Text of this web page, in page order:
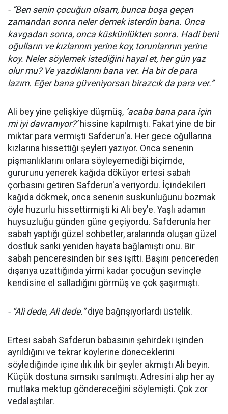
- “Ben senin çocuğun olsam, bunca boşa geçen
zamandan sonra neler demek isterdin bana. Onca
kavgadan sonra, onca küskünlükten sonra. Hadi beni
oğulların ve kızlarının yerine koy, torunlarının yerine
koy. Neler söylemek istediğini hayal et, her gün yaz
olur mu? Ve yazdıklarını bana ver. Ha bir de para
lazım. Eğer bana güveniyorsan birazcık da para ver.”
Ali bey yine çelişkiye düşmüş, ‘acaba bana para için
mi iyi davranıyor?’hissine kapılmıştı. Fakat yine de bir
miktar para vermişti Safderun'a. Her gece oğullarına
kızlarına hissettiği şeyleri yazıyor. Onca senenin
pişmanlıklarını onlara söyleyemediği biçimde,
gururunu yenerek kağıda döküyor ertesi sabah
çorbasını getiren Safderun'a veriyordu. İçindekileri
kağıda dökmek, onca senenin suskunluğunu bozmak
öyle huzurlu hissettirmişti ki Ali bey'e. Yaşlı adamın
huysuzluğu günden güne geçiyordu. Safderunla her
sabah yaptığı güzel sohbetler, aralarında oluşan güzel
dostluk sanki yeniden hayata bağlamıştı onu. Bir
sabah penceresinden bir ses işitti. Başını pencereden
dışarıya uzattığında yirmi kadar çocuğun sevinçle
kendisine el salladığını görmüş ve çok şaşırmıştı.
- “Ali dede, Ali dede.”diye bağrışıyorlardı üstelik.
Ertesi sabah Safderun babasının şehirdeki işinden
ayrıldığını ve tekrar köylerine döneceklerini
söylediğinde içine ılık ılık bir şeyler akmıştı Ali beyin.
Küçük dostuna sımsıkı sarılmıştı. Adresini alıp her ay
mutlaka mektup göndereceğini söylemişti. Çok zor
vedalaştılar.